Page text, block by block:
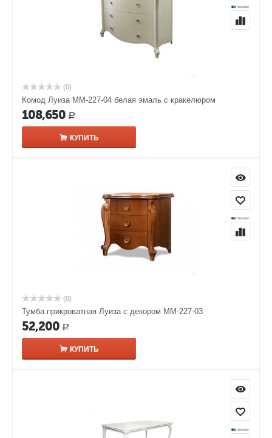
(0)
Комод Луиза ММ-227-04 белая эмаль с кракелюром​
108,650 Р
КУПИТЬ
(0)
Тумба прикроватная Луиза с декором ММ-227-03
52,200 Р
КУПИТЬ